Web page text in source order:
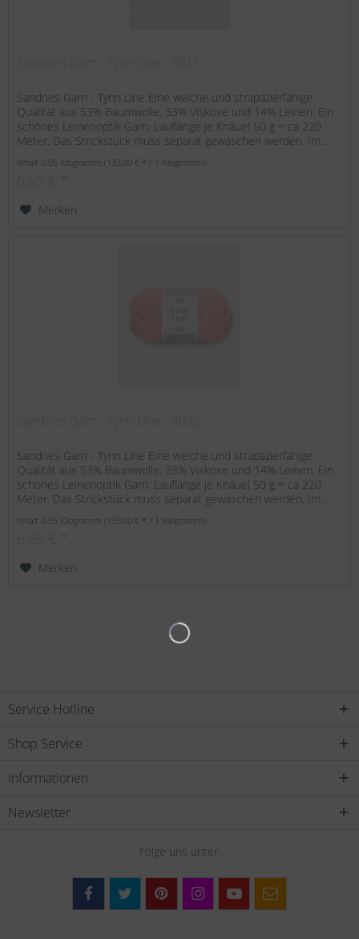
Sandnes Garn - Tynn Line Eine weiche und strapazierfähige
Qualität aus 53% Baumwolle, 33% Viskose und 14% Leinen. Ein
schönes Leinenoptik Garn. Lauflänge je Knäuel 50 g = ca 220
Meter. Das Strickstück muss separat gewaschen werden. Im...
Inhalt 0.05 Kilogramm(133,00 € * / 1 Kilogramm)
Merken
Sandnes Garn - Tynn Line Eine weiche und strapazierfähige
Qualität aus 53% Baumwolle, 33% Viskose und 14% Leinen. Ein
schönes Leinenoptik Garn. Lauflänge je Knäuel 50 g = ca 220
Meter. Das Strickstück muss separat gewaschen werden. Im...
Inhalt 0.05 Kilogramm(133,00 € * / 1 Kilogramm)
Merken
Service Hotline
Shop Service
Informationen
Newsletter
Folge uns unter: